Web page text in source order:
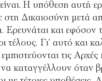
είναι. Η υπόθεση αυτή
στη Δικαιοσύνη μετά
Ερευνάται και εφόσον
τέλους. Γι’ αυτό και
τις
καταγγέλλουν όταν